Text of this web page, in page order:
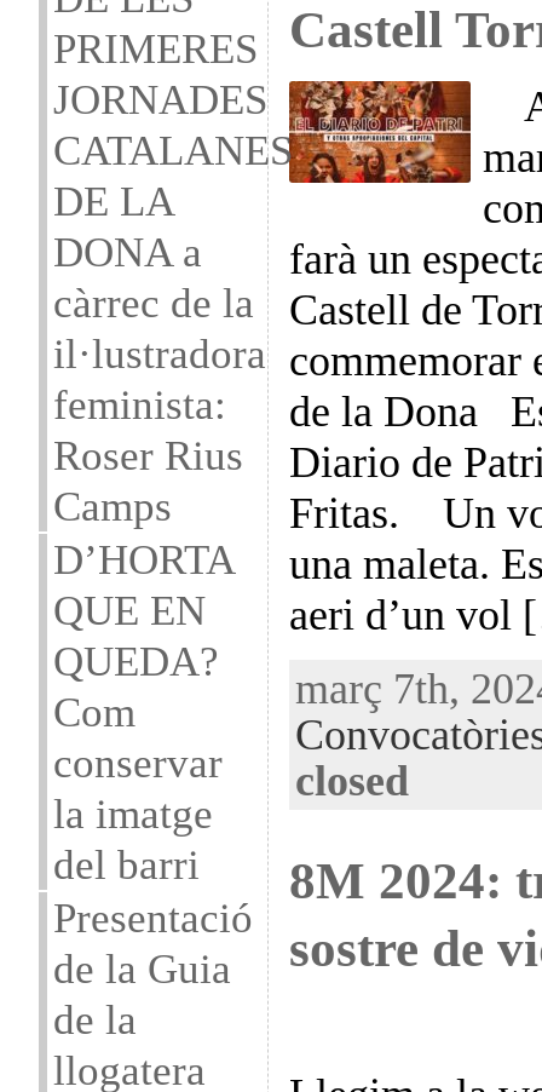
PRIMERES
JORNADES
CATALANES
DE LA
DONA a
càrrec de la
il·lustradora
feminista:
Roser Rius
Camps
D’HORTA
QUE EN
QUEDA?
Com
conservar
la imatge
del barri
Presentació
de la Guia
de la
llogatera
Castell
farà un
Castell de
commemorar
de la Dona
Diario de
Fritas. Un
una maleta.
aeri d’un
març 7th,
closed
8M 2024:
sostre de